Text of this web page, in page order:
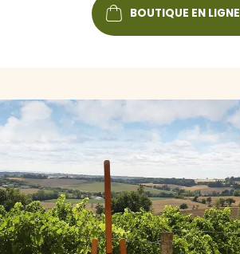
BOUTIQUE EN LIGNE